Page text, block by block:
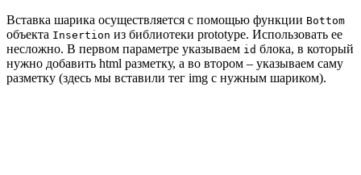
Вставка шарика осуществляется с помощью функции Bottom
объекта Insertion из библиотеки prototype. Использовать ее
несложно. В первом параметре указываем id блока, в который
нужно добавить html разметку, а во втором – указываем саму
разметку (здесь мы вставили тег img с нужным шариком).